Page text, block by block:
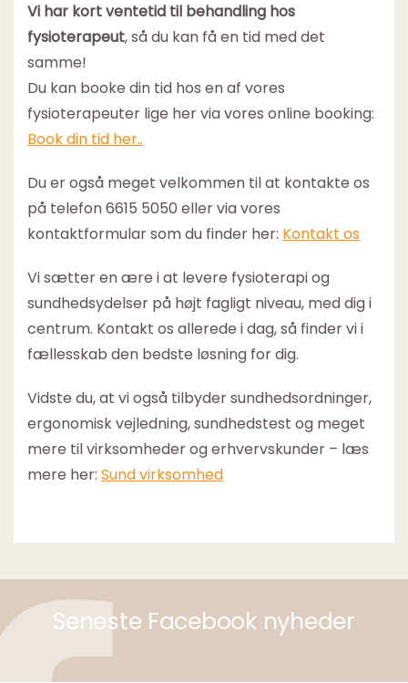
Vi har kort ventetid til behandling hos
fysioterapeut, så du kan få en tid med det
samme!
Du kan booke din tid hos en af vores
fysioterapeuter lige her via vores online booking:
Book din tid her..
Du er også meget velkommen til at kontakte os
på telefon 6615 5050 eller via vores
kontaktformular som du finder her: Kontakt os
Vi sætter en ære i at levere fysioterapi og
sundhedsydelser på højt fagligt niveau, med dig i
centrum. Kontakt os allerede i dag, så finder vi i
fællesskab den bedste løsning for dig.
Vidste du, at vi også tilbyder sundhedsordninger,
ergonomisk vejledning, sundhedstest og meget
mere til virksomheder og erhvervskunder – læs
mere her: Sund virksomhed
Seneste Facebook nyheder